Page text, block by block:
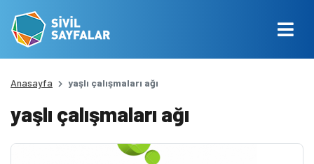
Anasayfa yaşlı çalışmaları ağı
yaşlı çalışmaları ağı